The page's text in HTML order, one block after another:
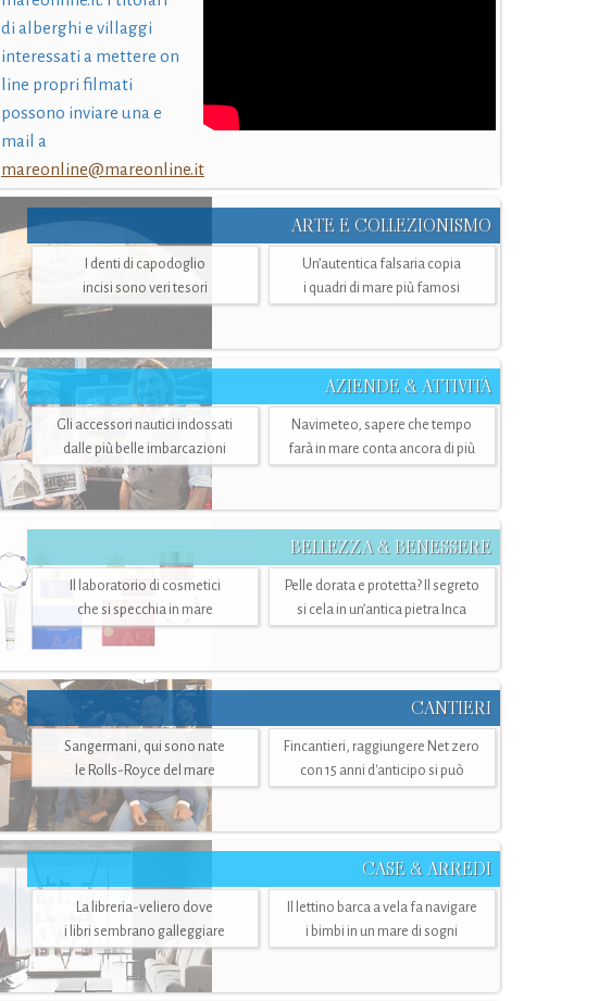
di alberghi e villaggi
interessati a mettere on
line propri filmati
possono inviare una e
mail a
mareonline@mareonline.it
ARTE E COLLEZIONISMO
I denti di capodoglio
incisi sono veri tesori
Un’autentica falsaria copia
i quadri di mare più famosi
AZIENDE & ATTIVITÀ
Gli accessori nautici indossati
dalle più belle imbarcazioni
Navimeteo, sapere che tempo
farà in mare conta ancora di più
BELLEZZA & BENESSERE
Il laboratorio di cosmetici
che si specchia in mare
Pelle dorata e protetta? Il segreto
si cela in un’antica pietra Inca
CANTIERI
Sangermani, qui sono nate
le Rolls-Royce del mare
Fincantieri, raggiungere Net zero
con 15 anni d'anticipo si può
CASE & ARREDI
La libreria-veliero dove
i libri sembrano galleggiare
Il lettino barca a vela fa navigare
i bimbi in un mare di sogni